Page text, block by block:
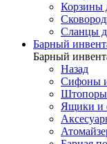
Корзины
Сланцы
Барный
Барный
Назад
Сифоны
Штопоры
Ящики и